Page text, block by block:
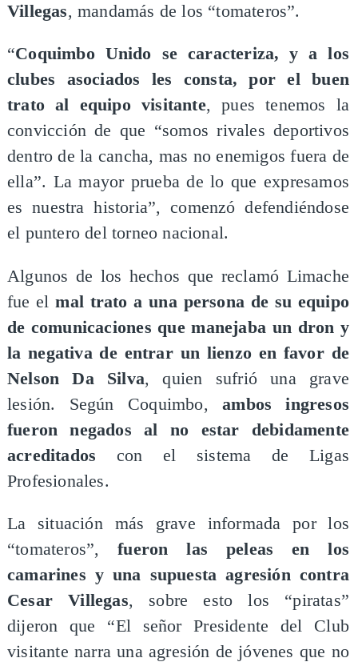
Villegas, mandamás de los “tomateros”.
“Coquimbo Unido se caracteriza, y a los
clubes asociados les consta, por el buen
trato al equipo visitante, pues tenemos la
convicción de que “somos rivales deportivos
dentro de la cancha, mas no enemigos fuera de
ella”. La mayor prueba de lo que expresamos
es nuestra historia”, comenzó defendiéndose
el puntero del torneo nacional.
Algunos de los hechos que reclamó Limache
fue elmal trato a una persona de su equipo
de comunicaciones que manejaba un dron y
la negativa de entrar un lienzo en favor de
Nelson Da Silva, quien sufrió una grave
lesión. Según Coquimbo,ambos ingresos
fueron negados al no estar debidamente
acreditados con el sistema de Ligas
Profesionales.
La situación más grave informada por los
“tomateros”,fueron las peleas en los
camarines y una supuesta agresión contra
Cesar Villegas, sobre esto los “piratas”
dijeron que “El señor Presidente del Club
visitante narra una agresión de jóvenes que no